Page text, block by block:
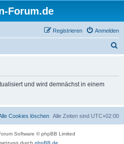
Forum.de
Anmelden
Registrieren
und wird demnächst in einem
Alle Zeiten sind UTC+02:00
Cookies löschen
Software © phpBB Limited
durch phpBB.de